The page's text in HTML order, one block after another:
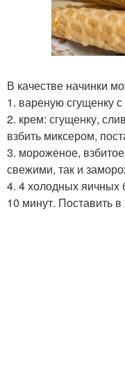
В качестве начинки
1. вареную сгущенку
2. крем: сгущенку,
взбить миксером,
3. мороженое,
свежими, так и
4. 4 холодных яичных
10 минут. Поставить